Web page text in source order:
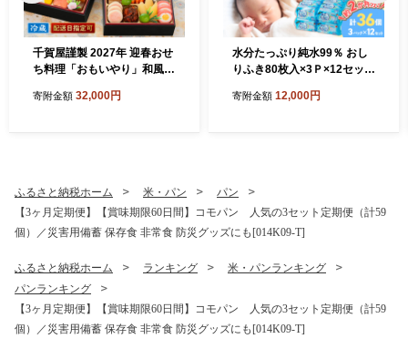
千賀屋謹製 2027年 迎春おせ
ち料理「おもいやり」和風三
ち料理 年内配送 お節 冷蔵お
寄附金額 32,000円
水分たっぷり純水99％ おし
りふき80枚入×3Ｐ×12セット
ッシュ ウェットティッシュ
寄附金額 12,000円
ふるさと納税ホーム 米・パン
パン
【3ヶ月定期便】【賞味期限60日間】コモパン 人気の3セット定期便（計59
個）／災害用備蓄 保存食 非常食 防災グッズにも[014K09-T]
ふるさと納税ホーム ランキング
米・パンランキング
パンランキング
【3ヶ月定期便】【賞味期限60日間】コモパン 人気の3セット定期便（計59
個）／災害用備蓄 保存食 非常食 防災グッズにも[014K09-T]